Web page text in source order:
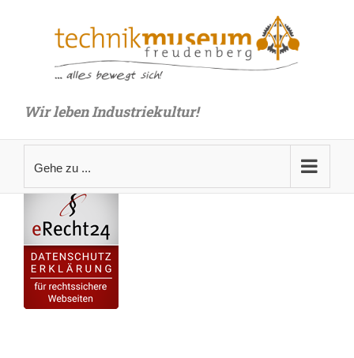
Wir leben Industriekultur!
Gehe zu ...